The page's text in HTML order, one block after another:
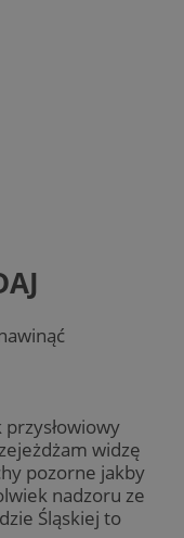
widzę
pozorne jakby
nadzoru ze
Śląskiej to